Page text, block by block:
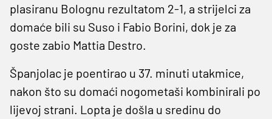
plasiranu Bolognu rezultatom 2-1, a strijelci za
domaće bili su Suso i Fabio Borini, dok je za
goste zabio Mattia Destro.
Španjolac je poentirao u 37. minuti utakmice,
nakon što su domaći nogometaši kombinirali po
lijevoj strani. Lopta je došla u sredinu do